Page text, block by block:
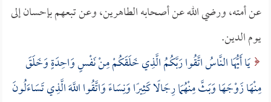
عن أمته، ورضي الله عن أصحابه الطاهرين، وعن تبعهم بإحسان إلى
يوم الدين.
يَا أَيُّهَا النَّاسُ اتَّقُوا رَبَّكُمُ الَّذِي خَلَقَكُمْ مِنْ نَفْسٍ وَاحِدَةٍ وَخَلَقَ
مِنْهَا زَوْجَهَا وَبَثَّ مِنْهُمَا رِجَالًا كَثِيرًا وَنِسَاءً وَاتَّقُوا اللَّهَ الَّذِي تَسَاءَلُونَ